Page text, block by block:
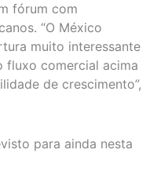
fórum com
“O México
muito interessante
fluxo comercial acima
de crescimento”,
para ainda nesta